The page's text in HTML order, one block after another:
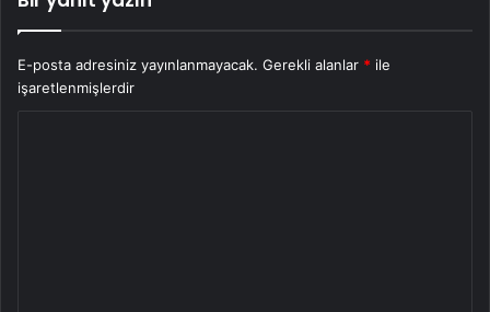
E-posta adresiniz yayınlanmayacak. Gerekli alanlar * ile
işaretlenmişlerdir